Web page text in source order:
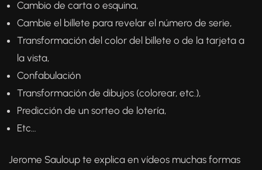
Cambio de carta o esquina,
Cambie el billete para revelar el número de serie,
Transformación del color del billete o de la tarjeta a
la vista,
Confabulación
Transformación de dibujos (colorear, etc.),
Predicción de un sorteo de lotería,
Etc…
Jerome Sauloup te explica en vídeos muchas formas